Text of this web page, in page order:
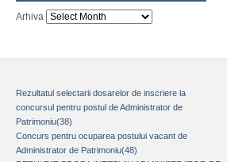
Arhiva
Rezultatul selectarii dosarelor de inscriere la
concursul pentru postul de Administrator de
Patrimoniu(38)
Concurs pentru ocuparea postului vacant de
Administrator de Patrimoniu(48)